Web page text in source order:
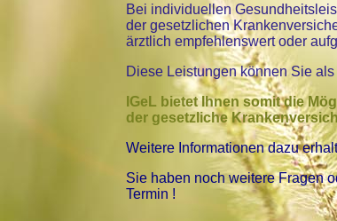
Bei individuellen
der gesetzlichen
ärztlich empfehlenswert oder
Diese Leistungen können Sie
IGeL bietet Ihnen somit die
der gesetzliche
Weitere Informationen dazu
Sie haben noch weitere Fragen
Termin !